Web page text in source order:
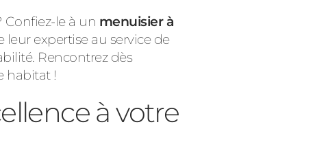
le à un menuisier à
expertise au service de
Rencontrez dès
habitat !
à votre